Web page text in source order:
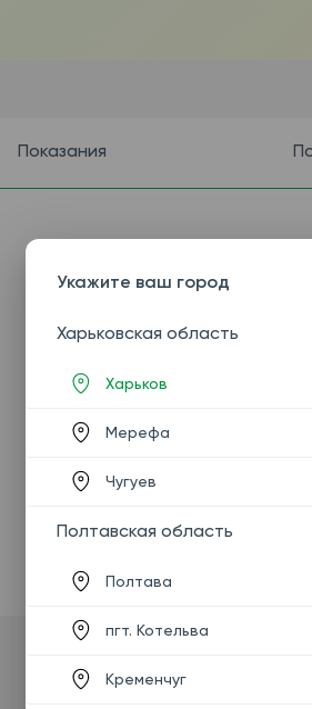
Показания
Укажите ваш город
Харьковская область
Харьков
Мерефа
Чугуев
Полтавская область
Полтава
пгт. Котельва
Кременчуг